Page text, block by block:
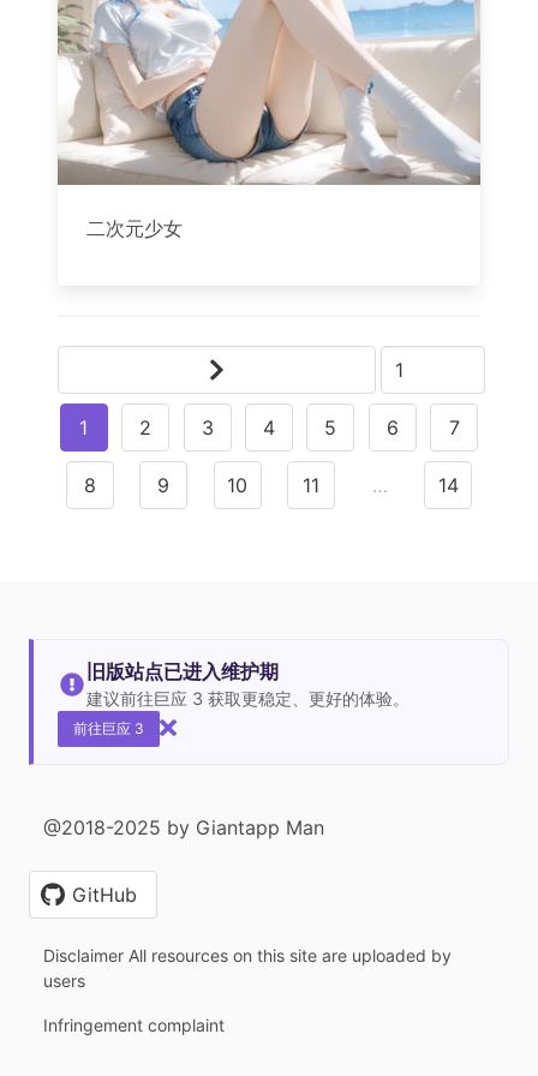
二次元少女
1 2 3 4 5 6 7
8 9 10 11 … 14
旧版站点已进入维护期
建议前往巨应 3 获取更稳定、更好的体验。
前往巨应 3
@2018-2025 by Giantapp Man
GitHub
Disclaimer All resources on this site are uploaded by
users
Infringement complaint